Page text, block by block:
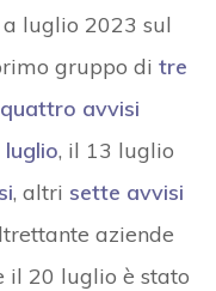
luglio 2023 sul
gruppo di tre
avvisi
luglio, il 13 luglio
, altri sette avvisi
aziende
il 20 luglio è stato